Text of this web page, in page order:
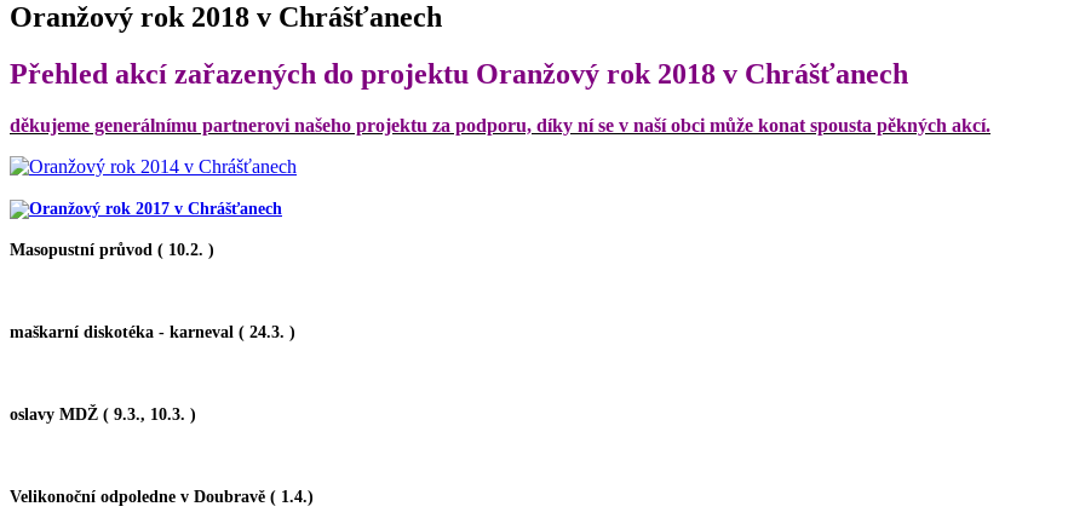
Oranžový rok 2018 v Chrášťanech
Přehled akcí zařazených do projektu Oranžový rok 2018 v Chrášťanech
děkujeme generálnímu partnerovi našeho projektu za podporu, díky ní se v naší obci může konat spousta pěkných akcí.
Masopustní průvod ( 10.2. )
maškarní diskotéka - karneval ( 24.3. )
oslavy MDŽ ( 9.3., 10.3. )
Velikonoční odpoledne v Doubravě ( 1.4.)